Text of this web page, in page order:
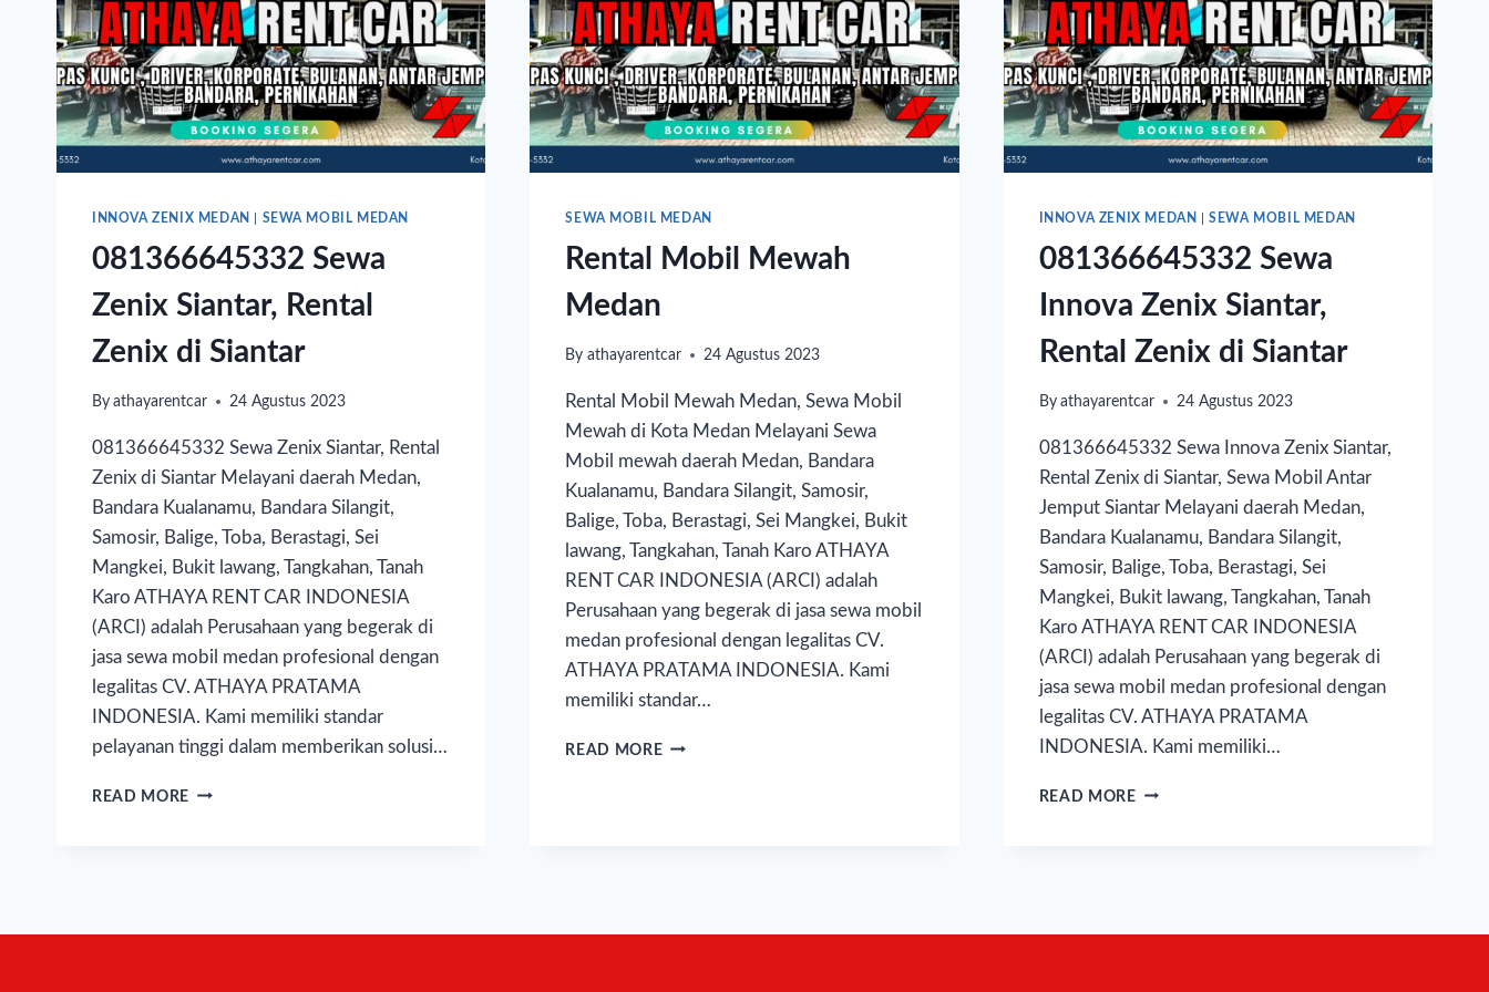
INNOVA ZENIX MEDAN SEWA MOBIL MEDAN
081366645332 Sewa
Zenix Siantar, Rental
Zenix di Siantar
By athayarentcar 24 Agustus 2023
081366645332 Sewa Zenix Siantar, Rental
Zenix di Siantar Melayani daerah Medan,
Bandara Kualanamu, Bandara Silangit,
Samosir, Balige, Toba, Berastagi, Sei
Mangkei, Bukit lawang, Tangkahan, Tanah
Karo ATHAYA RENT CAR INDONESIA
(ARCI) adalah Perusahaan yang begerak di
jasa sewa mobil medan profesional dengan
legalitas CV. ATHAYA PRATAMA
INDONESIA. Kami memiliki standar
pelayanan tinggi dalam memberikan solusi…
READ MORE
SEWA MOBIL MEDAN
Rental Mobil Mewah
Medan
By athayarentcar 24 Agustus 2023
Rental Mobil Mewah Medan, Sewa Mobil
Mewah di Kota Medan Melayani Sewa
Mobil mewah daerah Medan, Bandara
Kualanamu, Bandara Silangit, Samosir,
Balige, Toba, Berastagi, Sei Mangkei, Bukit
lawang, Tangkahan, Tanah Karo ATHAYA
RENT CAR INDONESIA (ARCI) adalah
Perusahaan yang begerak di jasa sewa mobil
medan profesional dengan legalitas CV.
ATHAYA PRATAMA INDONESIA. Kami
memiliki standar…
READ MORE
INNOVA ZENIX MEDAN |SEWA MOBIL MEDAN
081366645332 Sewa
Innova Zenix Siantar,
Rental Zenix di Siantar
By athayarentcar 24 Agustus 2023
081366645332 Sewa Innova Zenix Siantar,
Rental Zenix di Siantar, Sewa Mobil Antar
Jemput Siantar Melayani daerah Medan,
Bandara Kualanamu, Bandara Silangit,
Samosir, Balige, Toba, Berastagi, Sei
Mangkei, Bukit lawang, Tangkahan, Tanah
Karo ATHAYA RENT CAR INDONESIA
(ARCI) adalah Perusahaan yang begerak di
jasa sewa mobil medan profesional dengan
legalitas CV. ATHAYA PRATAMA
INDONESIA. Kami memiliki…
READ MORE